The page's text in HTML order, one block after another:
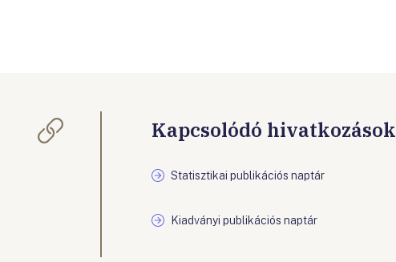
Kapcsolódó hivatkozások
Statisztikai publikációs naptár
Kiadványi publikációs naptár